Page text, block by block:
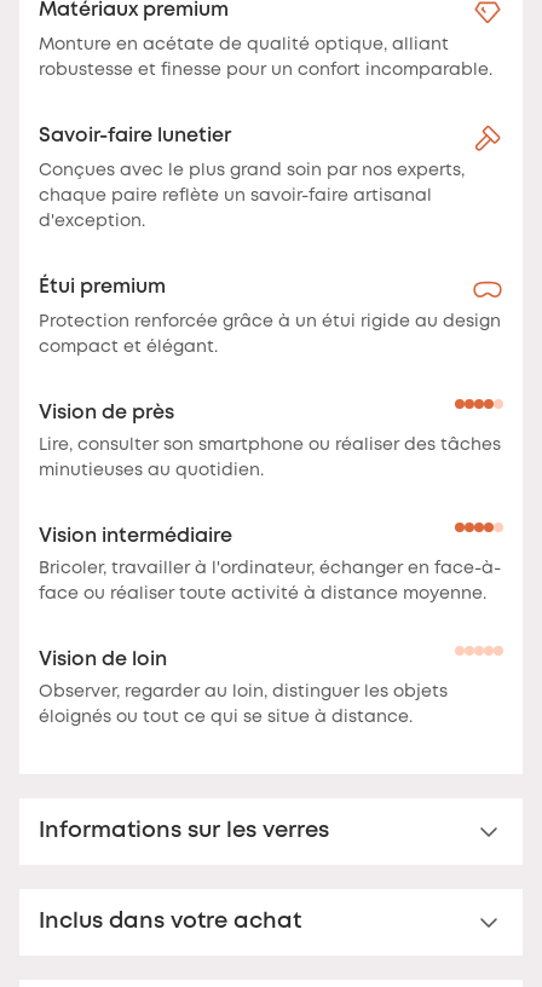
Matériaux premium
Monture en acétate de qualité optique, alliant
robustesse et finesse pour un confort incomparable.
Savoir-faire lunetier
Conçues avec le plus grand soin par nos experts,
chaque paire reflète un savoir-faire artisanal
d'exception.
Étui premium
Protection renforcée grâce à un étui rigide au design
compact et élégant.
Vision de près
Lire, consulter son smartphone ou réaliser des tâches
minutieuses au quotidien.
Vision intermédiaire
Bricoler, travailler à l'ordinateur, échanger en face-à-
face ou réaliser toute activité à distance moyenne.
Vision de loin
Observer, regarder au loin, distinguer les objets
éloignés ou tout ce qui se situe à distance.
Informations sur les verres
Verre de lecture Multi-distance™ en acrylique. Pour
Inclus dans votre achat